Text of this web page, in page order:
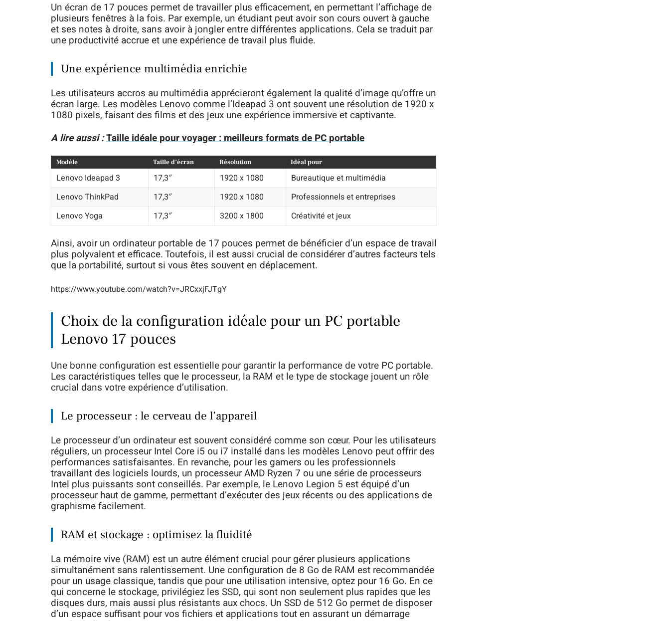
Un écran de 17 pouces permet de travailler plus efficacement, en permettant l’affichage de
plusieurs fenêtres à la fois. Par exemple, un étudiant peut avoir son cours ouvert à gauche
et ses notes à droite, sans avoir à jongler entre différentes applications. Cela se traduit par
une productivité accrue et une expérience de travail plus fluide.
Une expérience multimédia enrichie
Les utilisateurs accros au multimédia apprécieront également la qualité d’image qu’offre un
écran large. Les modèles Lenovo comme l’Ideapad 3 ont souvent une résolution de 1920 x
1080 pixels, faisant des films et des jeux une expérience immersive et captivante.
A lire aussi :Taille idéale pour voyager : meilleurs formats de PC portable
Modèle Taille d’écran Résolution Idéal pour
Lenovo Ideapad 3 17,3″ 1920 x 1080
Bureautique et multimédia
Lenovo ThinkPad
17,3″ 1920 x 1080
Professionnels et entreprises
Lenovo Yoga
17,3″ 3200 x 1800 Créativité et jeux
Ainsi, avoir un ordinateur portable de 17 pouces permet de bénéficier d’un espace de travail
plus polyvalent et efficace. Toutefois, il est aussi crucial de considérer d’autres facteurs tels
que la portabilité, surtout si vous êtes souvent en déplacement.
https://www.youtube.com/watch?v=JRCxxjFJTgY
Choix de la configuration idéale pour un PC portable
Lenovo 17 pouces
Une bonne configuration est essentielle pour garantir la performance de votre PC portable.
Les caractéristiques telles que le processeur, la RAM et le type de stockage jouent un rôle
crucial dans votre expérience d’utilisation.
Le processeur : le cerveau de l’appareil
Le processeur d’un ordinateur est souvent considéré comme son cœur. Pour les utilisateurs
réguliers, un processeur Intel Core i5 ou i7 installé dans les modèles Lenovo peut offrir des
performances satisfaisantes. En revanche, pour les gamers ou les professionnels
travaillant des logiciels lourds, un processeur AMD Ryzen 7 ou une série de processeurs
Intel plus puissants sont conseillés. Par exemple, le Lenovo Legion 5 est équipé d’un
processeur haut de gamme, permettant d’exécuter des jeux récents ou des applications de
graphisme facilement.
RAM et stockage : optimisez la fluidité
La mémoire vive (RAM) est un autre élément crucial pour gérer plusieurs applications
simultanément sans ralentissement. Une configuration de 8 Go de RAM est recommandée
pour un usage classique, tandis que pour une utilisation intensive, optez pour 16 Go. En ce
qui concerne le stockage, privilégiez les SSD, qui sont non seulement plus rapides que les
disques durs, mais aussi plus résistants aux chocs. Un SSD de 512 Go permet de disposer
d’un espace suffisant pour vos fichiers et applications tout en assurant un démarrage